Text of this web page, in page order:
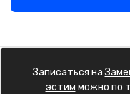
Записаться на
эстим можно по